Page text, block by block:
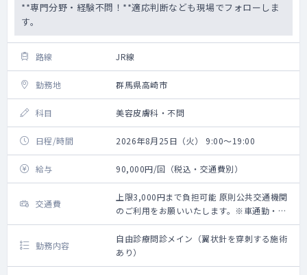
**専門分野・経験不問！**適応判断なども現場でフォローしま
す。
路線 JR線
勤務地 群馬県高崎市
科目 美容皮膚科・不問
日程/時間 2026年8月25日（火） 9:00～19:00
給与 90,000円/回（税込・交通費別）
交通費
上限3,000円まで負担可能 原則公共交通機関
のご利用をお願いいたします。※車通勤・タ
クシー利用要相談
勤務内容
自由診療問診メイン（翼状針を穿刺する施術
あり）